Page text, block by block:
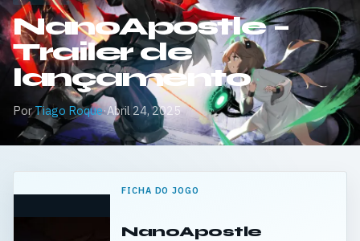
NanoApostle –
Trailer de
lançamento
PorTiago Roque·Abril 24, 2025
FICHA DO JOGO
NanoApostle